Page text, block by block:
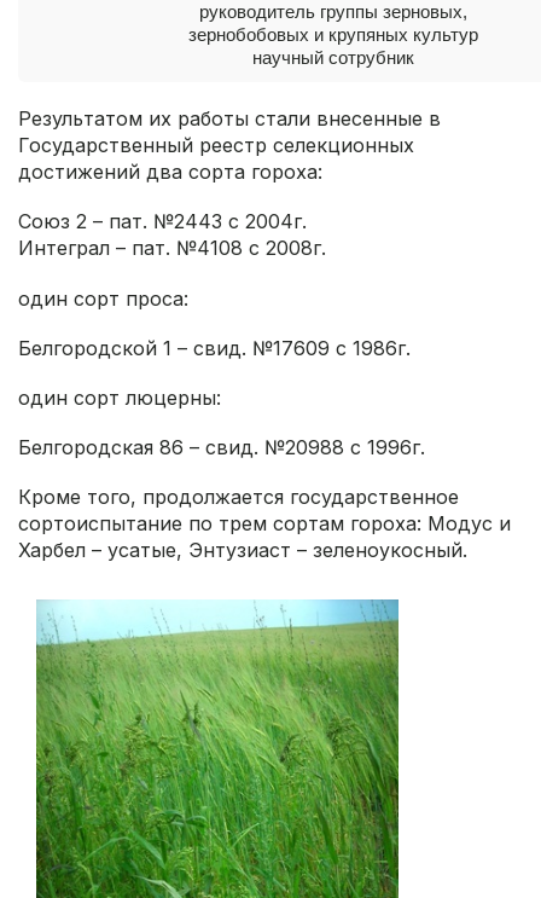
руководитель группы зерновых,
зернобобовых и крупяных культур
научный сотрубник
Результатом их работы стали внесенные в
Государственный реестр селекционных
достижений два сорта гороха:
Союз 2 – пат. №2443 с 2004г.
Интеграл – пат. №4108 с 2008г.
один сорт проса:
Белгородской 1 – свид. №17609 с 1986г.
один сорт люцерны:
Белгородская 86 – свид. №20988 с 1996г.
Кроме того, продолжается государственное
сортоиспытание по трем сортам гороха: Модус и
Харбел – усатые, Энтузиаст – зеленоукосный.